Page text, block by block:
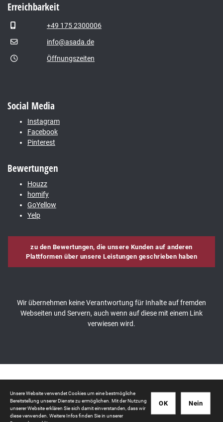
Erreichbarkeit
+49 175 2300006
info@asada.de
Öffnungszeiten
Social Media
Instagram
Facebook
Pinterest
Bewertungen
Houzz
homify
GoYellow
Yelp
zu den Bewertungen, die unsere Kunden auf anderen
Plattformen über unsere Leistungen geschrieben haben
Wir übernehmen keine Verantwortung für Inhalte auf fremden
Webseiten und Servern, auch wenn auf diese mit einem Link
verwiesen wird.
© 2026 ASADA
Datenschutzerklärung|Impressum
Nein
OK
Unsere Website verwendet Cookies um eine bestmögliche
Bereitstellung unserer Dienste zu ermöglichen. Mit der Nutzung
unserer Website erklären Sie sich damit einverstanden, dass wir
diese verwenden. Weitere Infos finden Sie in unserer